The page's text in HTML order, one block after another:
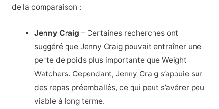
de la comparaison :
Jenny Craig – Certaines recherches ont
suggéré que Jenny Craig pouvait entraîner une
perte de poids plus importante que Weight
Watchers. Cependant, Jenny Craig s’appuie sur
des repas préemballés, ce qui peut s’avérer peu
viable à long terme.